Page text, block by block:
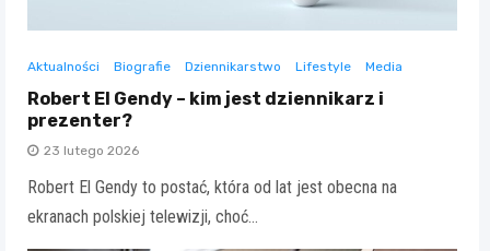
Aktualności Biografie Dziennikarstwo Lifestyle Media
Robert El Gendy – kim jest dziennikarz i
prezenter?
23 lutego 2026
Robert El Gendy to postać, która od lat jest obecna na
ekranach polskiej telewizji, choć…